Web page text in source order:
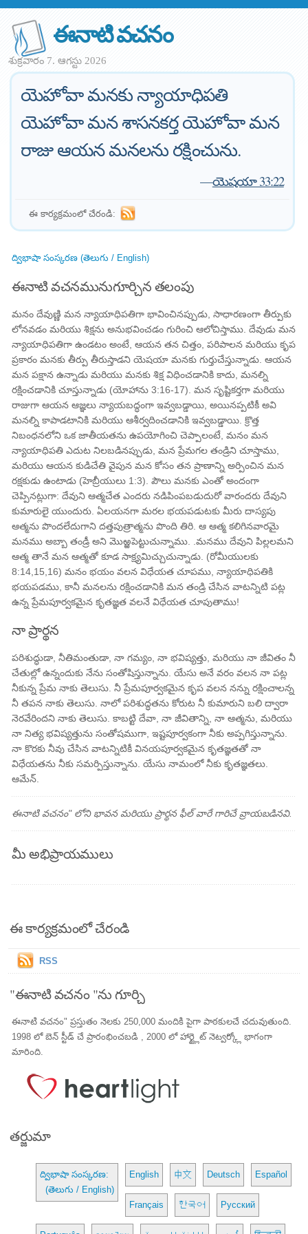
ఈనాటి వచనం
శుక్రవారం 7. ఆగస్టు 2026
యెహోవా మనకు న్యాయాధిపతి
యెహోవా మన శాసనకర్త యెహోవా మన
రాజు ఆయన మనలను రక్షించును.
—యెషయా 33:22
ఈ కార్యక్రమంలో చేరండి:
ద్విభాషా సంస్కరణ (తెలుగు / English)
ఈనాటి వచనమునుగూర్చిన తలంపు
మనం దేవుణ్ణి మన న్యాయాధిపతిగా భావించినప్పుడు, సాధారణంగా తీర్పుకు
లోనవడం మరియు శిక్షను అనుభవించడం గురించి ఆలోచిస్తాము. దేవుడు మన
న్యాయాధిపతిగా ఉండటం అంటే, ఆయన తన చిత్తం, పరిపాలన మరియు కృప
ప్రకారం మనకు తీర్పు తీరుస్తాడని యెషయా మనకు గుర్తుచేస్తున్నాడు. ఆయన
మన పక్షాన ఉన్నాడు మరియు మనకు శిక్ష విధించడానికి కాదు, మనల్ని
రక్షించడానికి చూస్తున్నాడు (యోహాను 3:16-17). మన సృష్టికర్తగా మరియు
రాజుగా ఆయన ఆజ్ఞలు న్యాయబద్ధంగా ఇవ్వబడ్డాయి, అయినప్పటికీ అవి
మనల్ని కాపాడటానికి మరియు ఆశీర్వదించడానికి ఇవ్వబడ్డాయి. క్రొత్త
నిబంధనలోని ఒక జాతీయతను ఉపయోగించి చెప్పాలంటే, మనం మన
న్యాయాధిపతి ఎదుట నిలబడినప్పుడు, మన ప్రేమగల తండ్రిని చూస్తాము,
మరియు ఆయన కుడిచేతి వైపున మన కోసం తన ప్రాణాన్ని అర్పించిన మన
రక్షకుడు ఉంటాడు (హెబ్రీయులు 1:3). పౌలు మనకు ఎంతో అందంగా
చెప్పినట్లుగా: దేవుని ఆత్మచేత ఎందరు నడిపింపబడుదురో వారందరు దేవుని
కుమారులై యుందురు. ఏలయనగా మరల భయపడుటకు మీరు దాస్యపు
ఆత్మను పొందలేదుగాని దత్తపుత్రాత్మను పొంది తిరి. ఆ ఆత్మ కలిగినవారమై
మనము అబ్బా తండ్రీ అని మొఱ్ఱపెట్టుచున్నాము. .మనము దేవుని పిల్లలమని
ఆత్మ తానే మన ఆత్మతో కూడ సాక్ష్యమిచ్చుచున్నాడు. (రోమీయులకు
8:14,15,16) మనం భయం వలన విధేయత చూపము, న్యాయాధిపతికి
భయపడము, కానీ మనలను రక్షించడానికి మన తండ్రి చేసిన వాటన్నిటి పట్ల
ఉన్న ప్రేమపూర్వకమైన కృతజ్ఞత వలనే విధేయత చూపుతాము!
నా ప్రార్థన
పరిశుద్ధుడా, నీతిమంతుడా, నా గమ్యం, నా భవిష్యత్తు, మరియు నా జీవితం నీ
చేతుల్లో ఉన్నందుకు నేను సంతోషిస్తున్నాను. యేసు అనే వరం వలన నా పట్ల
నీకున్న ప్రేమ నాకు తెలుసు. నీ ప్రేమపూర్వకమైన కృప వలన నన్ను రక్షించాలన్న
నీ తపన నాకు తెలుసు. నాలో పరిశుద్ధతను కోరుట నీ కుమారుని బలి ద్వారా
నెరవేరిందని నాకు తెలుసు. కాబట్టి దేవా, నా జీవితాన్ని, నా ఆత్మను, మరియు
నా నిత్య భవిష్యత్తును సంతోషముగా, ఇష్టపూర్వకంగా నీకు అప్పగిస్తున్నాను.
నా కొరకు నీవు చేసిన వాటన్నిటికీ వినయపూర్వకమైన కృతజ్ఞతతో నా
విధేయతను నీకు సమర్పిస్తున్నాను. యేసు నామంలో నీకు కృతజ్ఞతలు.
ఆమేన్.
ఈనాటి వచనం" లోని భావన మరియు ప్రార్థన ఫీల్ వారే గారిచే వ్రాయబడినవి.
మీ అభిప్రాయములు
ఈ కార్యక్రమంలో చేరండి
RSS
"ఈనాటి వచనం "ను గూర్చి
ఈనాటి వచనం" ప్రస్తుతం నెలకు 250,000 మందికి పైగా పాఠకులచే చదువుతుంది.
1998 లో బెన్ స్టీడ్ చే ప్రారంభించబడి , 2000 లో హార్ట్లైట్ నెట్వర్క్లో భాగంగా
మారింది.
తర్జుమా
ద్విభాషా సంస్కరణ:
(తెలుగు / English)
English 中文 Deutsch Español
Français 한국어 Русский